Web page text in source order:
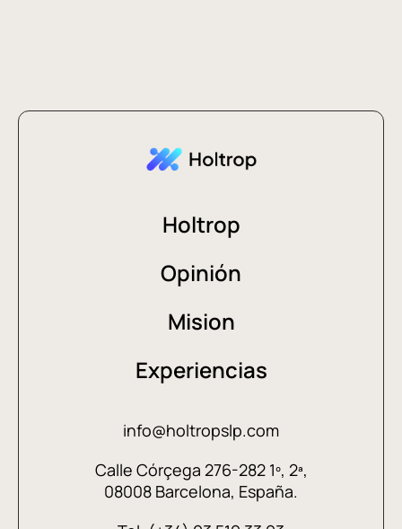
Holtrop
Opinión
Mision
Experiencias
info@holtropslp.com
Calle Córçega 276-282 1º, 2ª,
08008 Barcelona, España.